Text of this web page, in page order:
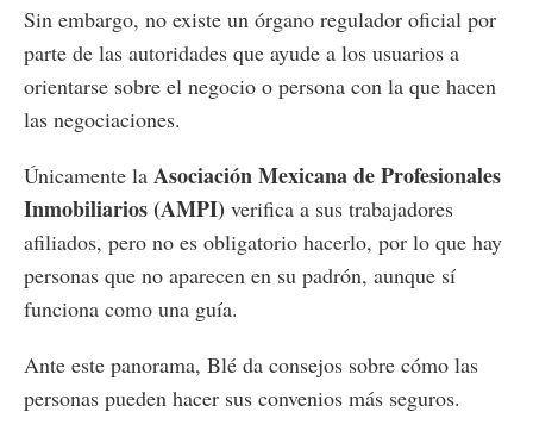
Sin embargo, no existe un órgano regulador oficial por
parte de las autoridades que ayude a los usuarios a
orientarse sobre el negocio o persona con la que hacen
las negociaciones.
Únicamente la Asociación Mexicana de Profesionales
Inmobiliarios (AMPI) verifica a sus trabajadores
afiliados, pero no es obligatorio hacerlo, por lo que hay
personas que no aparecen en su padrón, aunque sí
funciona como una guía.
Ante este panorama, Blé da consejos sobre cómo las
personas pueden hacer sus convenios más seguros.